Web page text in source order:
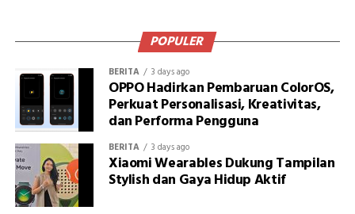
POPULER
BERITA 3 days ago
OPPO Hadirkan Pembaruan ColorOS,
Perkuat Personalisasi, Kreativitas,
dan Performa Pengguna
BERITA 3 days ago
Xiaomi Wearables Dukung Tampilan
Stylish dan Gaya Hidup Aktif